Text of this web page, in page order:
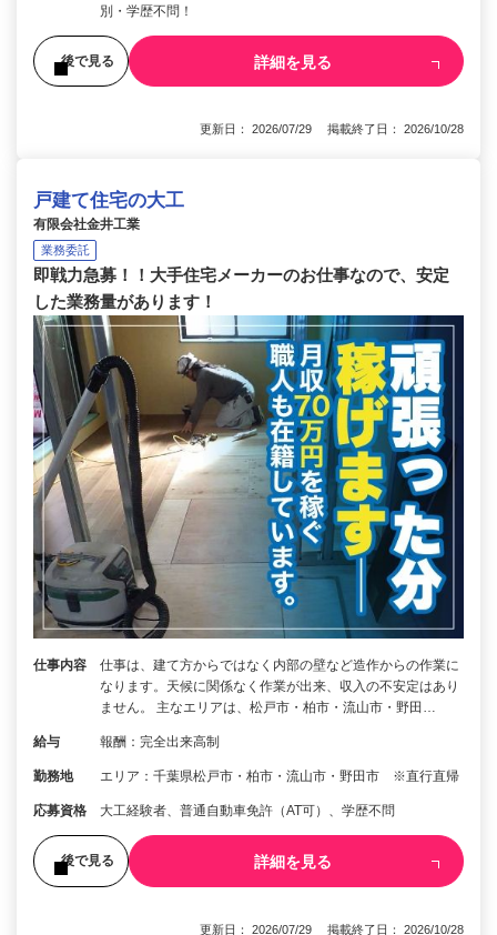
別・学歴不問！
後で見る 詳細を見る
更新日： 2026/07/29 掲載終了日： 2026/10/28
戸建て住宅の大工
有限会社金井工業
業務委託
即戦力急募！！大手住宅メーカーのお仕事なので、安定
した業務量があります！
仕事内容
仕事は、建て方からではなく内部の壁など造作からの作業に
なります。天候に関係なく作業が出来、収入の不安定はあり
ません。 主なエリアは、松戸市・柏市・流山市・野田…
給与 報酬：完全出来高制
勤務地 エリア：千葉県松戸市・柏市・流山市・野田市 ※直行直帰
応募資格 大工経験者、普通自動車免許（AT可）、学歴不問
後で見る 詳細を見る
更新日： 2026/07/29 掲載終了日： 2026/10/28